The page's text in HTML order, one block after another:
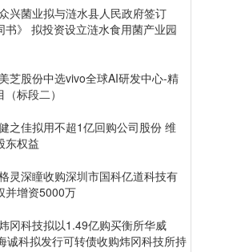
兴菌业拟与涟水县人民政府签订
书》 拟投资设立涟水食用菌产业园
美芝股份中选vivo全球AI研发中心-精
标段二）
之佳拟用不超1亿回购公司股份 维
东权益
灵深瞳收购深圳市国科亿道科技有
并增资5000万
冈科技拟以1.49亿购买衡所华威
诚科拟发行可转债收购炜冈科技所持